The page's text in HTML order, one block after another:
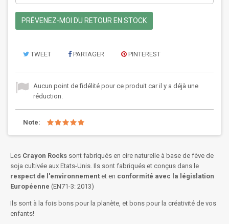
PRÉVENEZ-MOI DU RETOUR EN STOCK
TWEET PARTAGER PINTEREST
Aucun point de fidélité pour ce produit car il y a déjà une
réduction.
Note:
Les Crayon Rocks sont fabriqués en cire naturelle à base de fève de
soja cultivée aux Etats-Unis. Ils sont fabriqués et conçus dans le
respect de l'environnement et en conformité avec la législation
Européenne (EN71-3: 2013)
Ils sont à la fois bons pour la planète, et bons pour la créativité de vos
enfants!